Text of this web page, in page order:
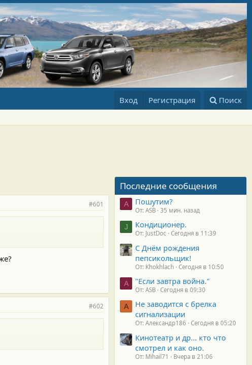
Вход Регистрация Поиск
#601
#602
Последние сообщения
A Пошутим?
От: ASB 35 мин. назад
J Кондиционер.
От: JustDoc Сегодня в 11:39
С Днём рождения
пепсикольщик!
От: Khokhlach Сегодня в 10:50
A "Если завтра война."
От: ASB Сегодня в 09:30
А
Не заводится с брелка
сигнализации
От: Александр186 Сегодня в 05:20
Кинотеатр и др... кто что
смотрел и как оно.
От: Mihail71 Вчера в 21:06